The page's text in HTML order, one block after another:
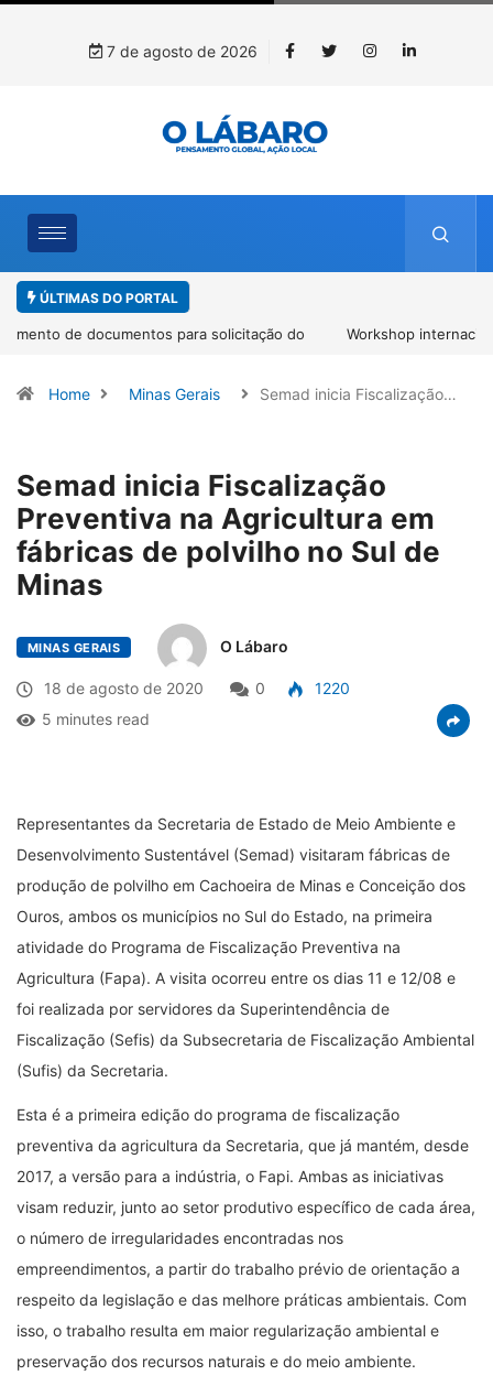
7 de agosto de 2026
ÚLTIMAS DO PORTAL
Workshop internacional debate futuro da piscicultura com
Home Minas Gerais Semad inicia Fiscalização…
Semad inicia Fiscalização
Preventiva na Agricultura em
fábricas de polvilho no Sul de
Minas
MINAS GERAIS O Lábaro
18 de agosto de 2020 0
1220
5 minutes read
Representantes da Secretaria de Estado de Meio Ambiente e
Desenvolvimento Sustentável (Semad) visitaram fábricas de
produção de polvilho em Cachoeira de Minas e Conceição dos
Ouros, ambos os municípios no Sul do Estado, na primeira
atividade do Programa de Fiscalização Preventiva na
Agricultura (Fapa). A visita ocorreu entre os dias 11 e 12/08 e
foi realizada por servidores da Superintendência de
Fiscalização (Sefis) da Subsecretaria de Fiscalização Ambiental
(Sufis) da Secretaria.
Esta é a primeira edição do programa de fiscalização
preventiva da agricultura da Secretaria, que já mantém, desde
2017, a versão para a indústria, o Fapi. Ambas as iniciativas
visam reduzir, junto ao setor produtivo específico de cada área,
o número de irregularidades encontradas nos
empreendimentos, a partir do trabalho prévio de orientação a
respeito da legislação e das melhore práticas ambientais. Com
isso, o trabalho resulta em maior regularização ambiental e
preservação dos recursos naturais e do meio ambiente.